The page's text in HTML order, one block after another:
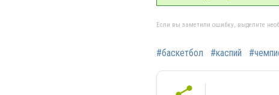
Если вы заметили ошибку, выделите
#баскетбол #каспий